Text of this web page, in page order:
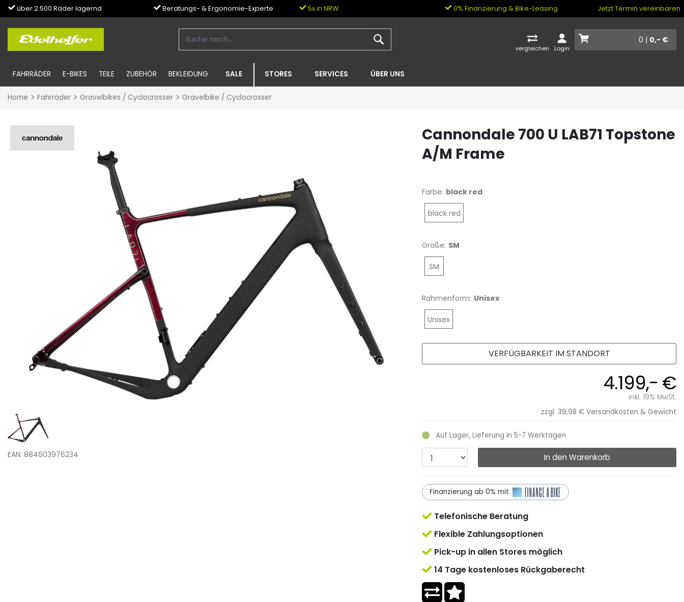
über 2.500 Räder lagernd Beratungs- & Ergonomie-Experte 5x in NRW 0% Finanzierung & Bike-Leasing Jetzt Termin vereinbaren
vergleichen Login
0 | 0,- €
FAHRRÄDER E-BIKES TEILE ZUBEHÖR BEKLEIDUNG SALE STORES SERVICES ÜBER UNS
Home Fahrräder Gravelbikes / Cyclocrosser Gravelbike / Cyclocrosser
EAN: 884603976234
Cannondale 700 U LAB71 Topstone
A/M Frame
Farbe: black red
black red
Größe: SM
SM
Rahmenform: Unisex
Unisex
4.199,- €
inkl. 19% MwSt.
zzgl. 39,98 € Versandkosten & Gewicht
Auf Lager, Lieferung in 5-7 Werktagen
In den Warenkorb
VERFÜGBARKEIT IM STANDORT
Finanzierung ab 0% mit
Telefonische Beratung
Flexible Zahlungsoptionen
Pick-up in allen Stores möglich
14 Tage kostenloses Rückgaberecht